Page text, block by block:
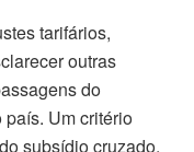
tarifários,
outras
do
país. Um critério
subsídio cruzado,